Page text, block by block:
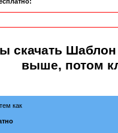
скачать
выше, потом
как